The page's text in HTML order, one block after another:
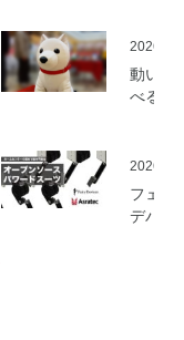
動いて
べる「
ロボッ
（バル
ロボッ
ト）」
フェア
デバイ